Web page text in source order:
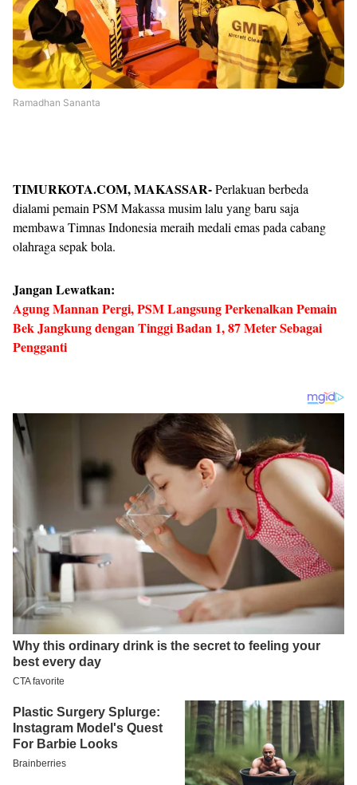
Ramadhan Sananta
TIMURKOTA.COM, MAKASSAR-Perlakuan berbeda
dialami pemain PSM Makassa musim lalu yang baru saja
membawa Timnas Indonesia meraih medali emas pada cabang
olahraga sepak bola.
Jangan Lewatkan:
Agung Mannan Pergi, PSM Langsung Perkenalkan Pemain
Bek Jangkung dengan Tinggi Badan 1, 87 Meter Sebagai
Pengganti